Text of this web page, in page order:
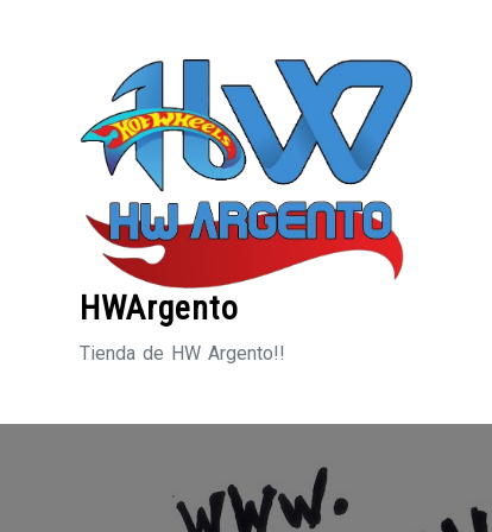
HWArgento
Tienda de HW Argento!!